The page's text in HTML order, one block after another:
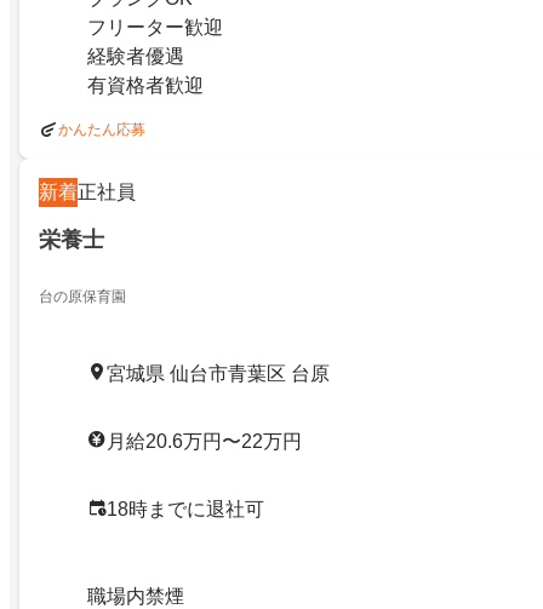
フリーター歓迎
経験者優遇
有資格者歓迎
かんたん応募
新着正社員
栄養士
台の原保育園
宮城県 仙台市青葉区 台原
月給20.6万円〜22万円
18時までに退社可
職場内禁煙